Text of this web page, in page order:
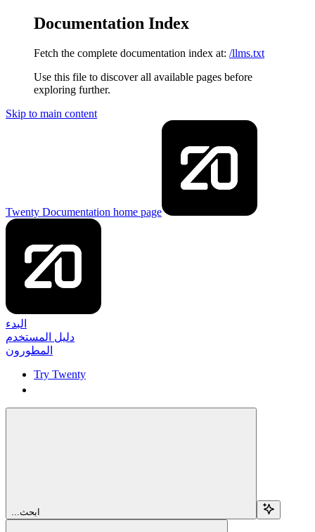
Documentation Index
Fetch the complete documentation index at: /llms.txt
Use this file to discover all available pages before
exploring further.
Skip to main content
Twenty Documentation home page
البدء
دليل المستخدم
المطورون
Try Twenty
...ابحث